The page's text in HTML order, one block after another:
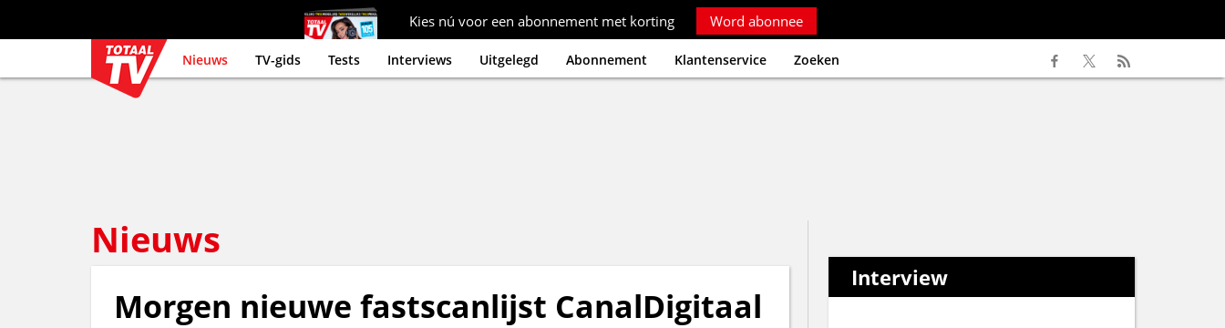
Kies nú voor een abonnement met korting Word abonnee
Nieuws TV-gids Tests Interviews Uitgelegd Abonnement Klantenservice Zoeken
Nieuws
Morgen nieuwe fastscanlijst CanalDigitaal
Interview